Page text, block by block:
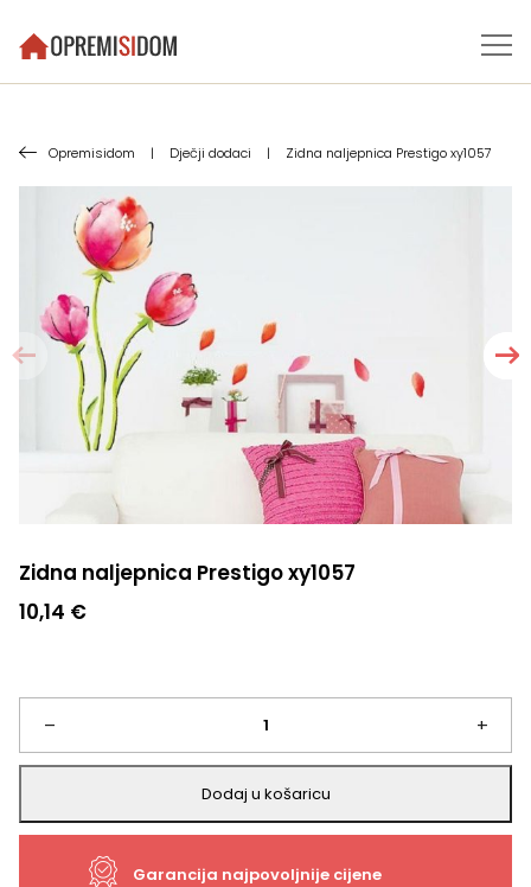
Opremisidom | Dječji dodaci | Zidna naljepnica Prestigo xy1057
Zidna naljepnica Prestigo xy1057
10,14 €
–
Zidna
naljepnica
Prestigo
+
Dodaj u košaricu
Garancija najpovoljnije cijene